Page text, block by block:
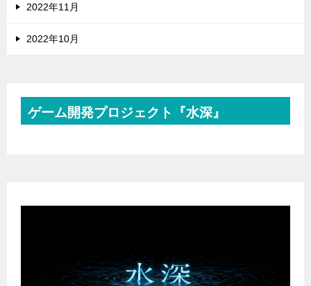
2022年11月
2022年10月
ゲーム開発プロジェクト『水深』